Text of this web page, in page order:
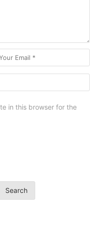
in this browser for the
Search